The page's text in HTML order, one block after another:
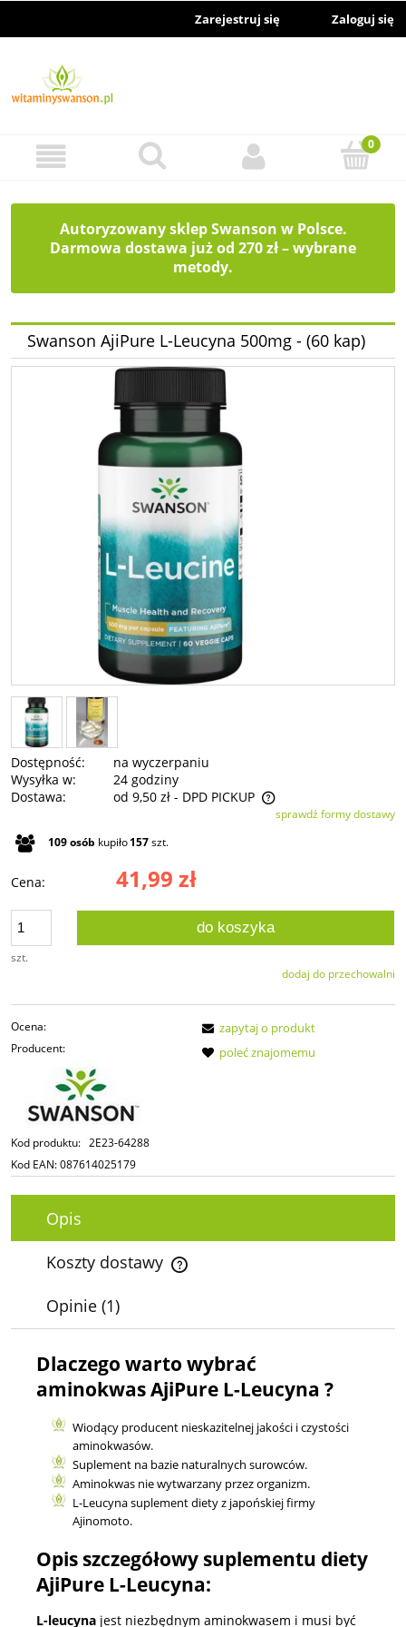
Zarejestruj się Zaloguj się
Autoryzowany sklep Swanson w Polsce.
Darmowa dostawa już od 270 zł – wybrane
metody.
Swanson AjiPure L-Leucyna 500mg - (60 kap)
Dostępność:
na wyczerpaniu
Wysyłka w:
24 godziny
Dostawa:
od 9,50 zł - DPD PICKUP
Cena nie zawiera ewentualnych kosztów płatnościsprawdź formy dostawy
109osób kupiło157szt.
Cena: 41,99 zł
szt.
do koszyka
dodaj do przechowalni
Ocena:
Producent:
Kod produktu: 2E23-64288
Kod EAN:087614025179
zapytaj o produkt
poleć znajomemu
Opis
Koszty dostawy
Cena nie zawiera ewentualnych kosztów płatności
Opinie (1)
Dlaczego warto wybrać
aminokwas AjiPure L-Leucyna ?
Wiodący producent nieskazitelnej jakości i czystości
aminokwasów.
Suplement na bazie naturalnych surowców.
Aminokwas nie wytwarzany przez organizm.
L-Leucyna suplement diety z japońskiej firmy
Ajinomoto.
Opis szczegółowy suplementu diety
AjiPure L-Leucyna:
L-leucyna jest niezbędnym aminokwasem i musi być